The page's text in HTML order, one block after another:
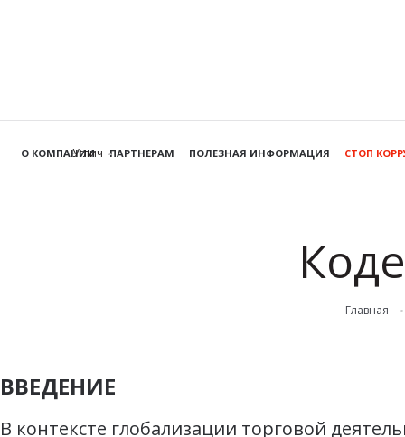
Углич
О КОМПАНИИ ПАРТНЕРАМ ПОЛЕЗНАЯ ИНФОРМАЦИЯ СТОП
Главная
ВВЕДЕНИЕ
В контексте глобализации торговой